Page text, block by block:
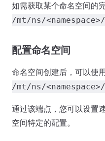
如需获取某个命名空间的
/mt/ns/
配置命名空间
命名空间创建后，可以使
/mt/ns/
通过该端点，您可以设置
空间特定的配置。